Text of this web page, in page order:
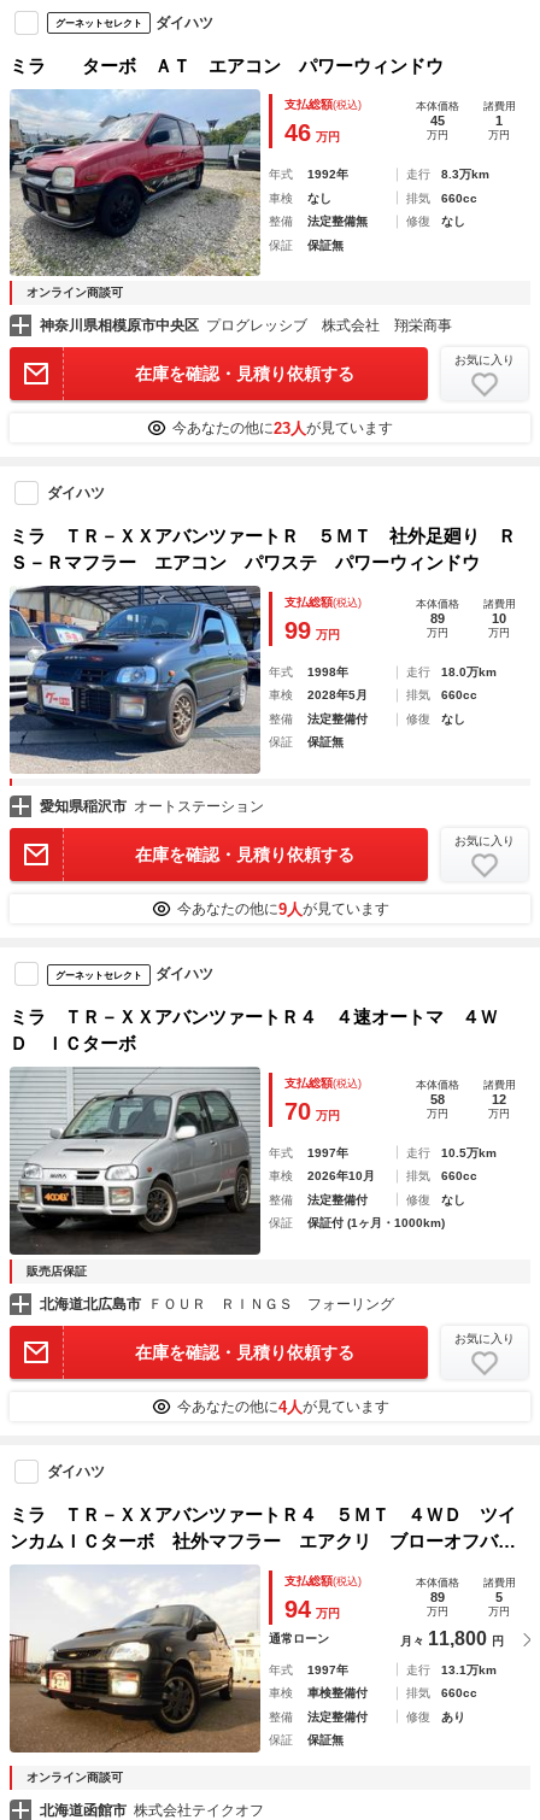
グーネットセレクト ダイハツ
ミラ ターボ ＡＴ エアコン パワーウィンドウ
支払総額(税込)
46 万円
本体価格
45
万円
諸費用
1
万円
年式 1992年 走行
8.3万km
車検
なし 排気
660cc
整備
法定整備無 修復
なし
保証
保証無
オンライン商談可
神奈川県相模原市中央区 プログレッシブ 株式会社 翔栄商事
在庫を確認・見積り依頼する
お気に入り
今あなたの他に23人が見ています
ダイハツ
ミラ ＴＲ－ＸＸアバンツァートＲ ５ＭＴ 社外足廻り Ｒ
Ｓ－Ｒマフラー エアコン パワステ パワーウィンドウ
支払総額(税込)
99 万円
本体価格
89
万円
諸費用
10
万円
年式 1998年 走行
18.0万km
車検
2028年5月 排気
660cc
整備
法定整備付 修復
なし
保証
保証無
愛知県稲沢市 オートステーション
在庫を確認・見積り依頼する
お気に入り
今あなたの他に9人が見ています
グーネットセレクト ダイハツ
ミラ ＴＲ－ＸＸアバンツァートＲ４ ４速オートマ ４Ｗ
Ｄ ＩＣターボ
支払総額(税込)
70 万円
本体価格
58
万円
諸費用
12
万円
年式 1997年 走行
10.5万km
車検
2026年10月 排気
660cc
整備
法定整備付 修復
なし
保証
保証付 (1ヶ月・1000km)
販売店保証
北海道北広島市 ＦＯＵＲ ＲＩＮＧＳ フォーリング
在庫を確認・見積り依頼する
お気に入り
今あなたの他に4人が見ています
ダイハツ
ミラ ＴＲ－ＸＸアバンツァートＲ４ ５ＭＴ ４ＷＤ ツイ
ンカムＩＣターボ 社外マフラー エアクリ ブローオフバル
ブ タワーバー ＨＩＤ ＬＥＤヘッド 社外ナビ／フルセグ
ＴＶ ブースト計コントローラー ターボタイマー 中部地方
仕入れサビ無
支払総額(税込)
94 万円
本体価格
89
万円
諸費用
5
万円
通常ローン 月々 11,800 円
年式 1997年 走行
13.1万km
車検
車検整備付 排気
660cc
整備
法定整備付 修復
あり
保証
保証無
オンライン商談可
北海道函館市 株式会社テイクオフ